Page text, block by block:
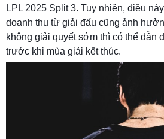
LPL 2025 Split 3. Tuy nhiên, điều
doanh thu từ giải đấu cũng ảnh
không giải quyết sớm thì có thể dẫn
trước khi mùa giải kết thúc.